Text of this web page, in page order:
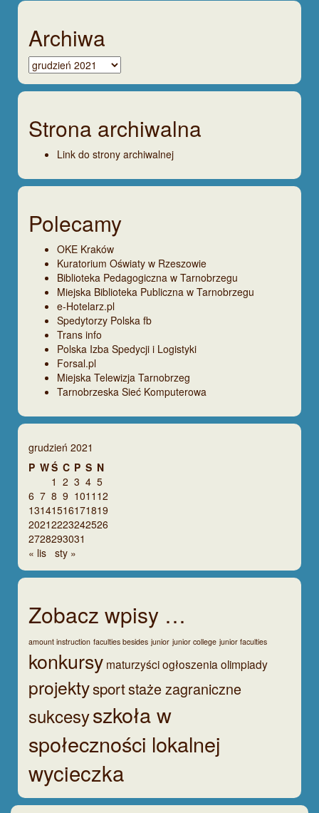
Archiwa
Archiwa
Strona archiwalna
Link do strony archiwalnej
Polecamy
OKE Kraków
Kuratorium Oświaty w Rzeszowie
Biblioteka Pedagogiczna w Tarnobrzegu
Miejska Biblioteka Publiczna w Tarnobrzegu
e-Hotelarz.pl
Spedytorzy Polska fb
Trans info
Polska Izba Spedycji i Logistyki
Forsal.pl
Miejska Telewizja Tarnobrzeg
Tarnobrzeska Sieć Komputerowa
grudzień 2021
P WŚ C P S N
1 2 3 4 5
6 7 8 9 1011 12
13141516171819
20212223242526
2728293031
« lis sty »
Zobacz wpisy …
amount instruction faculties besides junior junior college junior faculties
konkursy maturzyściogłoszenia olimpiady
projektysportstaże zagraniczne
sukcesyszkoła w
społeczności lokalnej
wycieczka